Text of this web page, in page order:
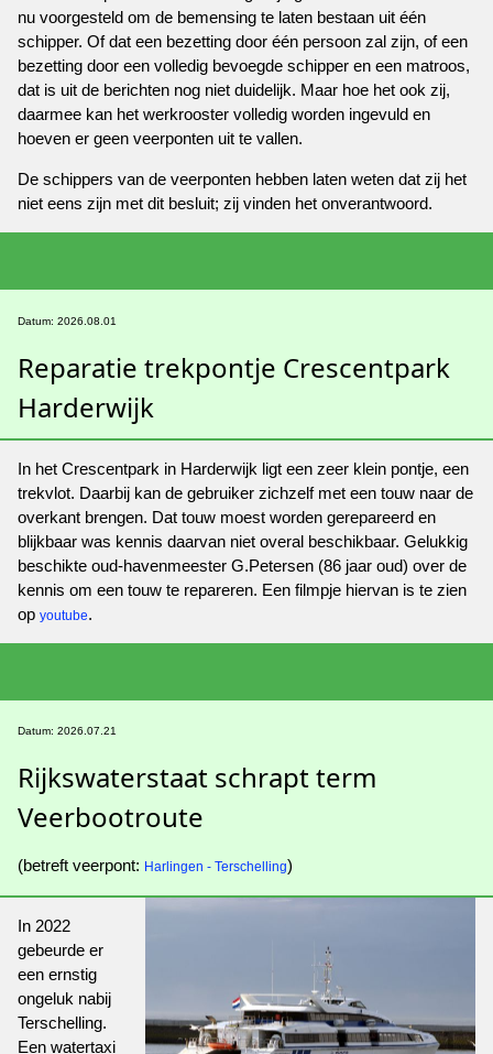
nu voorgesteld om de bemensing te laten bestaan uit één
schipper. Of dat een bezetting door één persoon zal zijn, of een
bezetting door een volledig bevoegde schipper en een matroos,
dat is uit de berichten nog niet duidelijk. Maar hoe het ook zij,
daarmee kan het werkrooster volledig worden ingevuld en
hoeven er geen veerponten uit te vallen.
De schippers van de veerponten hebben laten weten dat zij het
niet eens zijn met dit besluit; zij vinden het onverantwoord.
Datum: 2026.08.01
Reparatie trekpontje Crescentpark
Harderwijk
In het Crescentpark in Harderwijk ligt een zeer klein pontje, een
trekvlot. Daarbij kan de gebruiker zichzelf met een touw naar de
overkant brengen. Dat touw moest worden gerepareerd en
blijkbaar was kennis daarvan niet overal beschikbaar. Gelukkig
beschikte oud-havenmeester G.Petersen (86 jaar oud) over de
kennis om een touw te repareren. Een filmpje hiervan is te zien
op youtube.
Datum: 2026.07.21
Rijkswaterstaat schrapt term
Veerbootroute
(betreft veerpont: Harlingen - Terschelling)
In 2022
gebeurde er
een ernstig
ongeluk nabij
Terschelling.
Een watertaxi